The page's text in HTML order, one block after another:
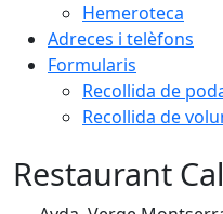
Hemeroteca
Adreces i telèfons
Formularis
Recollida de
Recollida de
Restaurant